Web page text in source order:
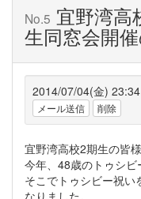
No.5 宜野湾高
生同窓会開
2014/07/04(金)
メール送信 削除
宜野湾高校2期生の皆
今年、48歳のトゥシビ
そこでトゥシビー祝い